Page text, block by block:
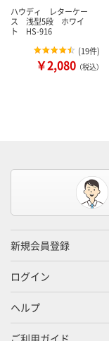
ハウディ レターケー
ス 浅型5段 ホワイ
ト HS-916
(19件)
￥2,080 （税込）
新規会員登録
ログイン
ヘルプ